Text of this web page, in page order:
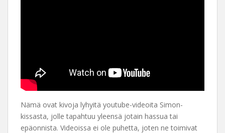
Nämä ovat kivoja lyhyitä youtube-videoita Simon-
kissasta, jolle tapahtuu yleensä jotain hassua tai
epäonnista. Videoissa ei ole puhetta, joten ne toimivat